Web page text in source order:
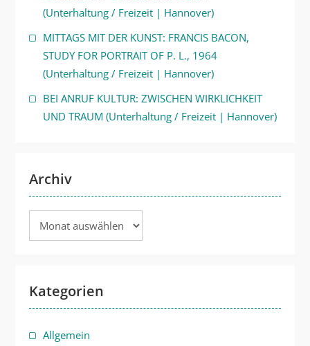
(Unterhaltung / Freizeit | Hannover)
MITTAGS MIT DER KUNST: FRANCIS BACON,
STUDY FOR PORTRAIT OF P. L., 1964
(Unterhaltung / Freizeit | Hannover)
BEI ANRUF KULTUR: ZWISCHEN WIRKLICHKEIT
UND TRAUM (Unterhaltung / Freizeit | Hannover)
Archiv
Kategorien
Allgemein